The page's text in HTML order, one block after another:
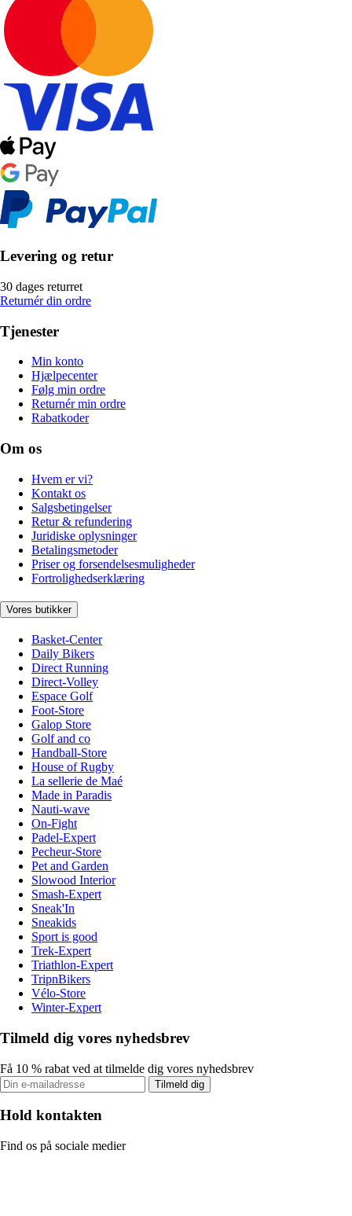
Levering og retur
30 dages returret
Returnér din ordre
Tjenester
Min konto
Hjælpecenter
Følg min ordre
Returnér min ordre
Rabatkoder
Om os
Hvem er vi?
Kontakt os
Salgsbetingelser
Retur & refundering
Juridiske oplysninger
Betalingsmetoder
Priser og forsendelsesmuligheder
Fortrolighedserklæring
Vores butikker
Basket-Center
Daily Bikers
Direct Running
Direct-Volley
Espace Golf
Foot-Store
Galop Store
Golf and co
Handball-Store
House of Rugby
La sellerie de Maé
Made in Paradis
Nauti-wave
On-Fight
Padel-Expert
Pecheur-Store
Pet and Garden
Slowood Interior
Smash-Expert
Sneak'In
Sneakids
Sport is good
Trek-Expert
Triathlon-Expert
TripnBikers
Vélo-Store
Winter-Expert
Tilmeld dig vores nyhedsbrev
Få 10 % rabat ved at tilmelde dig vores nyhedsbrev
Tilmeld dig
Hold kontakten
Find os på sociale medier